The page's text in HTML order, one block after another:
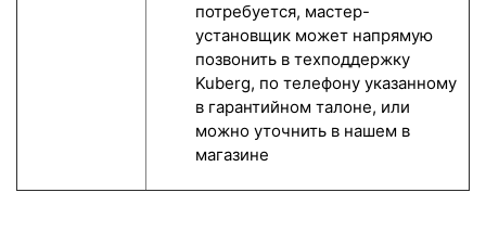
потребуется, мастер-
установщик может напрямую
позвонить в техподдержку
Kuberg, по телефону указанному
в гарантийном талоне, или
можно уточнить в нашем в
магазине